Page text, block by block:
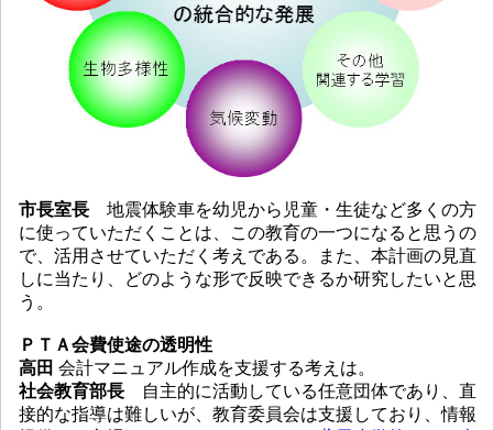
市長室長 地震体験車を幼児から児童・生徒など多くの方
に使っていただくことは、この教育の一つになると思うの
で、活用させていただく考えである。また、本計画の見直
しに当たり、どのような形で反映できるか研究したいと思
う。
ＰＴＡ会費使途の透明性
高田 会計マニュアル作成を支援する考えは。
社会教育部長 自主的に活動している任意団体であり、直
接的な指導は難しいが、教育委員会は支援しており、情報